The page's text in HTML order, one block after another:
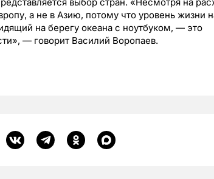
а не в Азию, потому что уровень жизни
на берегу океана с ноутбуком, — это
— говорит Василий Воропаев.